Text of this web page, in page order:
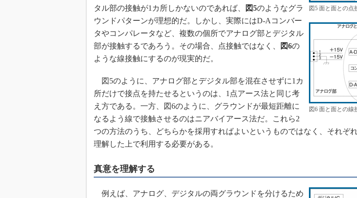
図5 面と面との
図6 面と面との
タル部の接触が1カ所しかないのであれば、
図5のようなグラ
ウンドパターンが理想的だ。しかし、実際にはD-Aコンバー
タやコンパレータなど、複数の個所でアナログ部とデジタル
部が接触するであろう。その場合、点接触ではなく、
図6の
ような線接触にするのが現実的だ。
図5のように、アナログ部とデジタル部を混在させずに1カ
所だけで接点を持たせるというのは、1点アース法と同じ考
え方である。一方、図6のように、グラウンドが最短距離に
なるよう線で接触させるのはニアバイアース法だ。これら2
つの方法のうち、どちらかを採用すればよいというものではなく、それぞ
理解した上で利用する必要がある。
真意を理解する
例えば、アナログ、デジタルの両グラウンドを分けるため